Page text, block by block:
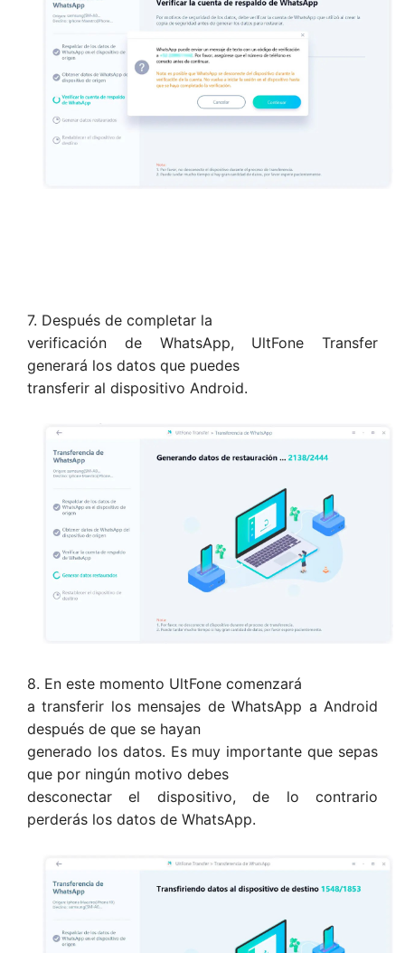
7. Después de completar la
verificación de WhatsApp, UltFone Transfer
generará los datos que puedes
transferir al dispositivo Android.
8. En este momento UltFone comenzará
a transferir los mensajes de WhatsApp a Android
después de que se hayan
generado los datos. Es muy importante que sepas
que por ningún motivo debes
desconectar el dispositivo, de lo contrario
perderás los datos de WhatsApp.